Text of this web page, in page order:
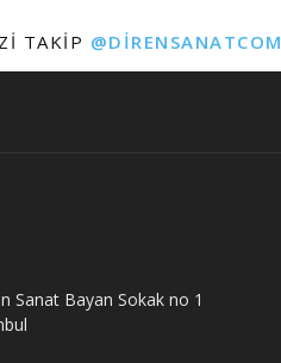
TAKIP @DIRENSANATCOM
Sanat Bayan Sokak no 1